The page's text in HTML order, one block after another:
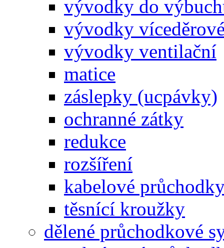
vývodky do
vývodky
vývodky ventilační
matice
záslepky (ucpávky)
ochranné zátky
redukce
rozšíření
kabelové
těsnící kroužky
dělené průchodkové